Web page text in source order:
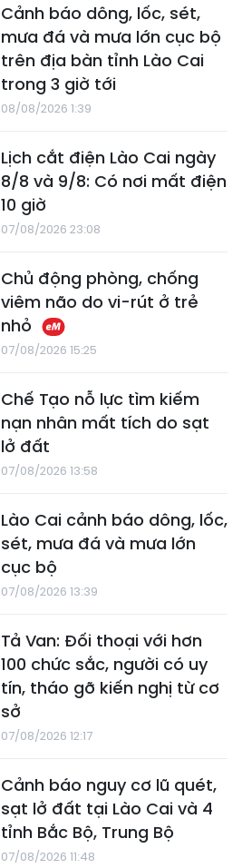
Cảnh báo dông, lốc, sét,
mưa đá và mưa lớn cục bộ
trên địa bàn tỉnh Lào Cai
trong 3 giờ tới
08/08/2026 1:39
Lịch cắt điện Lào Cai ngày
8/8 và 9/8: Có nơi mất điện
10 giờ
07/08/2026 23:08
Chủ động phòng, chống
viêm não do vi-rút ở trẻ
nhỏ
07/08/2026 15:25
Chế Tạo nỗ lực tìm kiếm
nạn nhân mất tích do sạt
lở đất
07/08/2026 13:58
Lào Cai cảnh báo dông, lốc,
sét, mưa đá và mưa lớn
cục bộ
07/08/2026 13:39
Tả Van: Đối thoại với hơn
100 chức sắc, người có uy
tín, tháo gỡ kiến nghị từ cơ
sở
07/08/2026 12:17
Cảnh báo nguy cơ lũ quét,
sạt lở đất tại Lào Cai và 4
tỉnh Bắc Bộ, Trung Bộ
07/08/2026 11:48